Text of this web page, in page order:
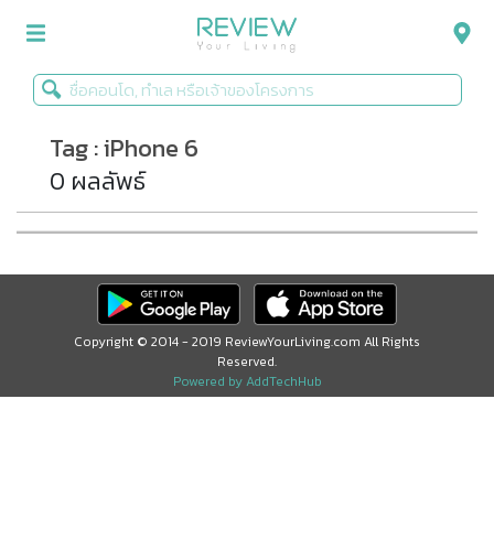
รีวิวคอนโด
รีวิวบ้าน
รีวิวทาวน์โฮม
Life+Style
Infographic
Tag : iPhone 6
0 ผลลัพธ์
Copyright © 2014 - 2019 ReviewYourLiving.com All Rights
Reserved.
Powered by AddTechHub